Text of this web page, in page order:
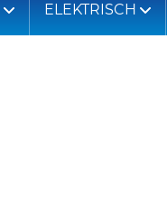
ELEKTRISCH